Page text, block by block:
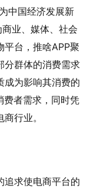
中国经济发展新
业、媒体、社会
平台，推啥APP聚
分群体的消费需求
成为影响其消费的
费者需求，同时凭
行业。
追求使电商平台的